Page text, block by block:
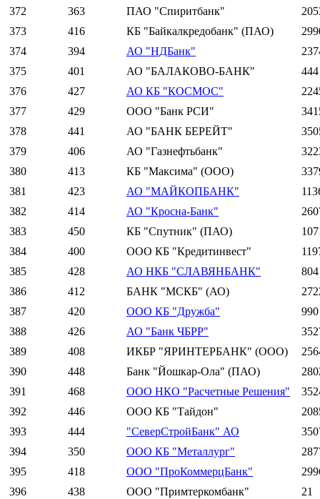
372
363 ПАО "Спиритбанк"
373
416 КБ "Байкалкредобанк" (ПАО)
374
394 АО "НДБанк"
375
401 АО "БАЛАКОВО-БАНК"
444
376
427 АО КБ "КОСМОС"
377
429 ООО "Банк РСИ"
378
441 АО "БАНК БЕРЕЙТ"
379
406 АО "Газнефтьбанк"
380
413 КБ "Максима" (ООО)
381
423 АО "МАЙКОПБАНК"
382
414 АО "Кросна-Банк"
383
450 КБ "Спутник" (ПАО)
384
400 ООО КБ "Кредитинвест"
385
428 АО НКБ "СЛАВЯНБАНК"
804
386
412 БАНК "МСКБ" (АО)
387
420 ООО КБ "Дружба"
990
388
426 АО "Банк ЧБРР"
389
408 ИКБР "ЯРИНТЕРБАНК" (ООО)
390
448 Банк "Йошкар-Ола" (ПАО)
391
468 ООО НКО "Расчетные Решения"
392
446 ООО КБ "Тайдон"
393
444 "СеверСтройБанк" АО
394
350 ООО КБ "Металлург"
395
418 ООО "ПроКоммерцБанк"
396
438 ООО "Примтеркомбанк"
21